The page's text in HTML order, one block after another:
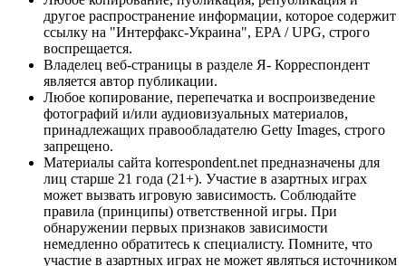
другое распространение информации, которое содержит
ссылку на "Интерфакс-Украина", EPA / UPG, строго
воспрещается.
Владелец веб-страницы в разделе Я- Корреспондент
является автор публикации.
Любое копирование, перепечатка и воспроизведение
фотографий и/или аудиовизуальных материалов,
принадлежащих правообладателю Getty Images, строго
запрещено.
Материалы сайта korrespondent.net предназначены для
лиц старше 21 года (21+). Участие в азартных играх
может вызвать игровую зависимость. Соблюдайте
правила (принципы) ответственной игры. При
обнаружении первых признаков зависимости
немедленно обратитесь к специалисту. Помните, что
участие в азартных играх не может являться источником